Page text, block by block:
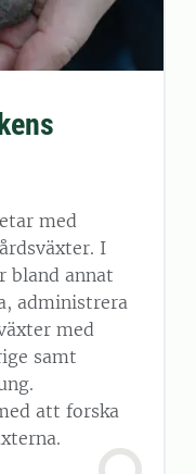
med
I
bland annat
administrera
med
samt
att forska